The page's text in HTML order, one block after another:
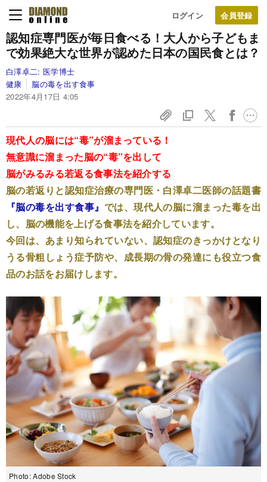
ログイン
認知症専門医が毎日食べる！ 大人から子どもま
で効果絶大な世界が認めた日本の国民食とは？
白澤卓二: 医学博士
健康
脳の毒を出す食事
2022年4月17日 4:05
現代人の脳には“毒”が溜まっている！
無意識に溜まった脳の“毒”を出して
脳がみるみる若返る食事法を紹介する
脳の若返りと認知症治療の専門医・白澤卓二医師の話題書
『脳の毒を出す食事』 では、現代人の脳に溜まった毒を出
し、脳の機能を上げる食事法を紹介しています。
今回は、あまり知られていない、認知症のきっかけとなり
うる骨粗しょう症予防や、成長期の骨の発達にも役立つ食
品のお話をお届けします。
Photo: Adobe Stock